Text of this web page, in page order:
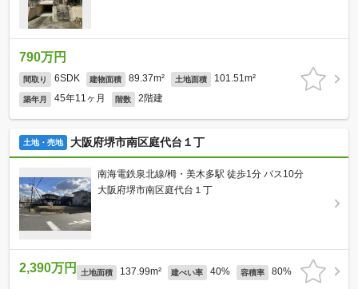
790万円
間取り 6SDK 建物面積 89.37m² 土地面積 101.51m²
築年月 45年11ヶ月 階数 2階建
土地・売地 大阪府堺市南区庭代台１丁
南海電鉄泉北線/栂・美木多駅 徒歩1分 バス10分
大阪府堺市南区庭代台１丁
2,390万円 土地面積 137.99m² 建ぺい率 40% 容積率 80%